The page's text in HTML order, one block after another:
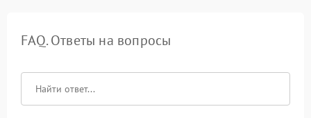
FAQ. Ответы на вопросы